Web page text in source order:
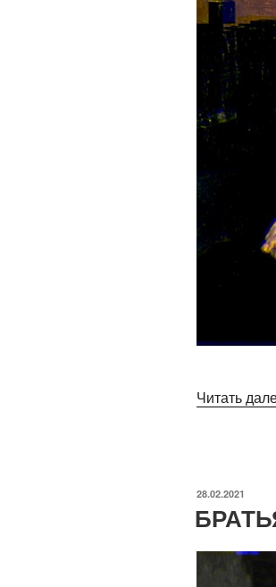
Читать
ОПУБЛИКОВАНО
28.02.2021